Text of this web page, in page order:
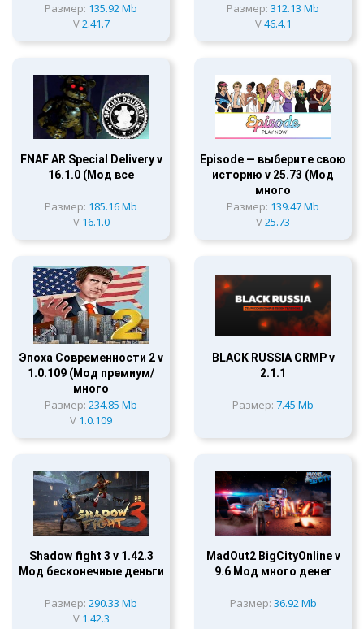
Размер: 135.92 Mb
V2.41.7
Размер: 312.13 Mb
V46.4.1
FNAF AR Special Delivery v
16.1.0 (Мод все
Размер: 185.16 Mb
V16.1.0
Episode — выберите cвою
историю v 25.73 (Мод
много
Размер: 139.47 Mb
V25.73
Эпоха Современности 2 v
1.0.109 (Мод премиум/
много
Размер: 234.85 Mb
V 1.0.109
BLACK RUSSIA CRMP v
2.1.1
Размер: 7.45 Mb
Shadow fight 3 v 1.42.3
Мод бесконечные деньги
Размер: 290.33 Mb
V1.42.3
MadOut2 BigCityOnline v
9.6 Мод много денег
Размер: 36.92 Mb